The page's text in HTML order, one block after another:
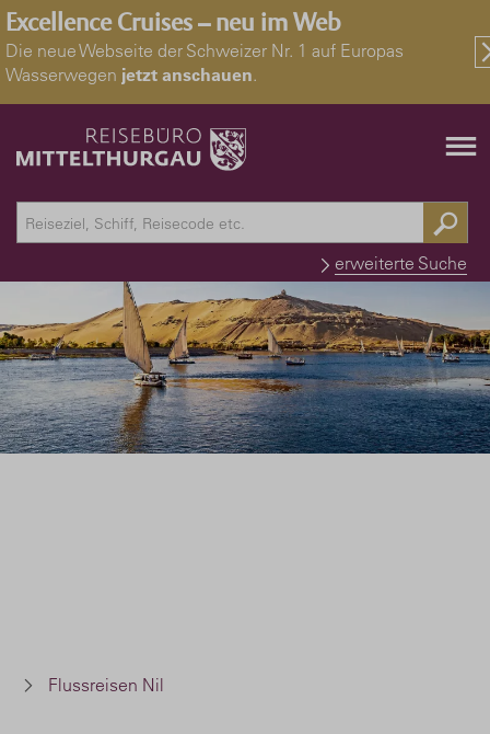
Excellence Cruises – neu im Web
Die neue Webseite der Schweizer Nr. 1 auf Europas
Wasserwegen jetzt anschauen.
erweiterte Suche
Flussreisen Nil